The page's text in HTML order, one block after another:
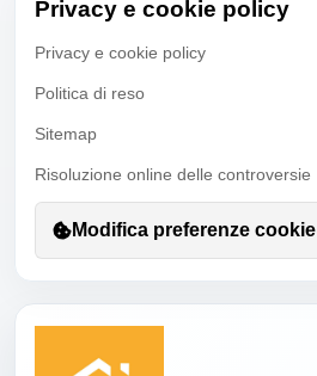
Privacy e cookie policy
Privacy e cookie policy
Politica di reso
Sitemap
Risoluzione online delle controversie
Modifica preferenze cookie